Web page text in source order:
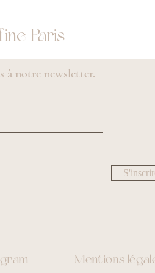
Paris
à notre newsletter.
Mentions